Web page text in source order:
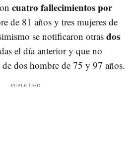
cuatro fallecimientos por
de 81 años y tres mujeres de
se notificaron otras dos
el día anterior y que no
dos hombre de 75 y 97 años.